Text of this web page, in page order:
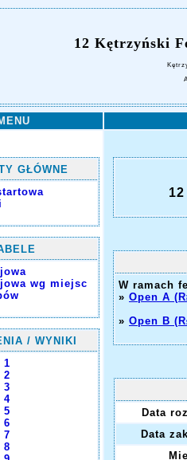
12 Kętrzyński
GŁÓWNE
wg miejsc
/ WYNIKI
1
2
3
4
5
6
7
8
W ramach
» Open A
» Open B
Data
Data